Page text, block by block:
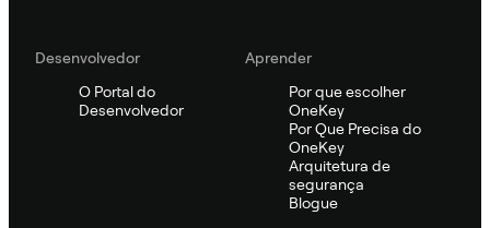
Desenvolvedor
O Portal do
Desenvolvedor
Aprender
Por que escolher
OneKey
Por Que Precisa do
OneKey
Arquitetura de
segurança
Blogue